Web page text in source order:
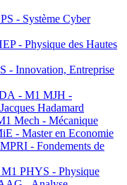
- Système Cyber
- Physique des Hautes
- Innovation, Entreprise
- M1 MJH -
Hadamard
Mech - Mécanique
- Master en Economie
- Fondements de
PHYS - Physique